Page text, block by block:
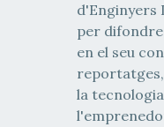
d'Enginyers
per
en el seu
la